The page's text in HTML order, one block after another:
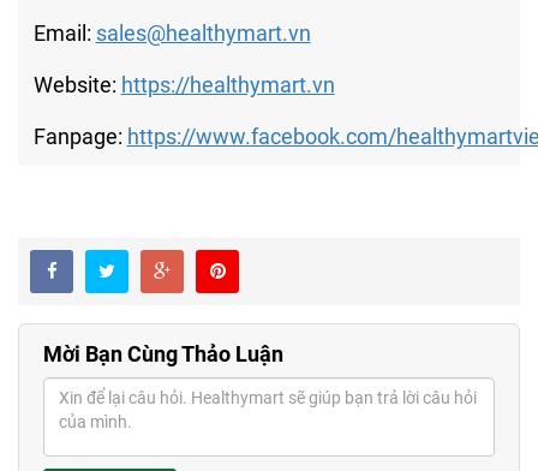
Email: sales@healthymart.vn
Website: https://healthymart.vn
Fanpage: https://www.facebook.com/
Mời Bạn Cùng Thảo Luận